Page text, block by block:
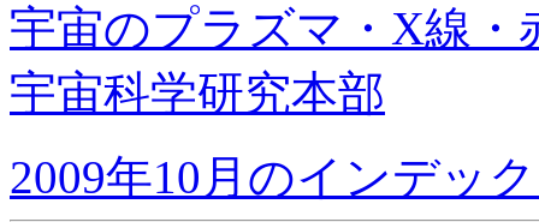
宇宙のプラズマ・X線・
宇宙科学研究本部
2009年10月のインデッ